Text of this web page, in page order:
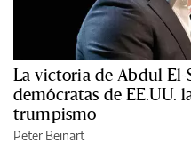
La victoria de Abdul El-
demócratas de EE.UU.
trumpismo
Peter Beinart